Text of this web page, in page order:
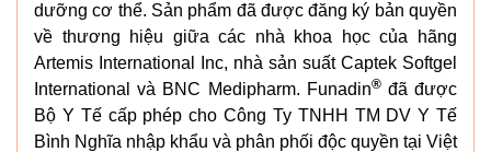
dưỡng cơ thể. Sản phẩm đã được đăng ký bản quyền
về thương hiệu giữa các nhà khoa học của hãng
Artemis International Inc, nhà sản suất Captek Softgel
International và BNC Medipharm. Funadin®đã được
Bộ Y Tế cấp phép cho Công Ty TNHH TM DV Y Tế
Bình Nghĩa nhập khẩu và phân phối độc quyền tại Việt